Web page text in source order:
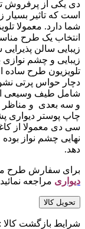
دی یکی از پرفروش
است که تاثیر بسیار
شما دارد. معمولا
انتخاب یک طرح
زیبایی سالن
زیبایی و چشم
تلویزیون طرح ساده
دچار حواس پرتی
شامل طیف وسیعی
و سه بعدی و
چاپ پوستر دیواری
سی دی معمولا از
نهایی چشم نواز
دهد.
برای سفارش طرح
دیواری مراجعه
تحویل کالا